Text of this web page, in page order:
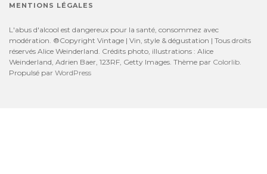
MENTIONS LÉGALES
L'abus d'alcool est dangereux pour la santé, consommez avec
modération. ®Copyright Vintage | Vin, style & dégustation | Tous droits
réservés Alice Weinderland. Crédits photo, illustrations : Alice
Weinderland, Adrien Baer, 123RF, Getty Images. Thème par Colorlib
Propulsé par WordPress